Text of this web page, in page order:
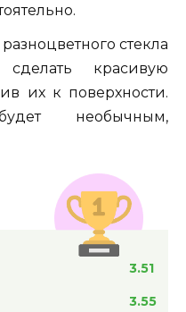
стекла
красивую
их к поверхности.
необычным,
3.51
3.55